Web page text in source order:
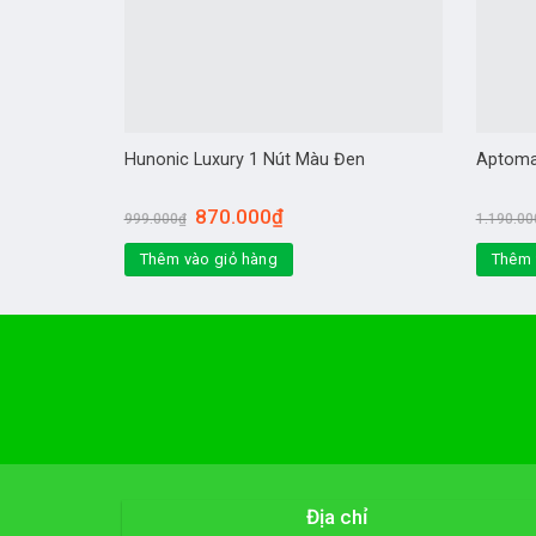
Hunonic Luxury 1 Nút Màu Đen
999.000₫
Giá
gốc
là:
999.000₫.
870.000₫Giá
tại
870.000₫.
Thêm vào giỏ hàng Thêm
Địa chỉ